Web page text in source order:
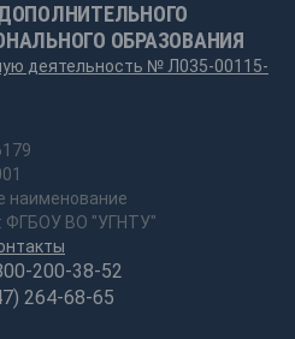
ОБРАЗОВАНИЯ
деятельность № Л035-00115-
наименование
ФГБОУ ВО "УГНТУ"
200-38-52
264-68-65